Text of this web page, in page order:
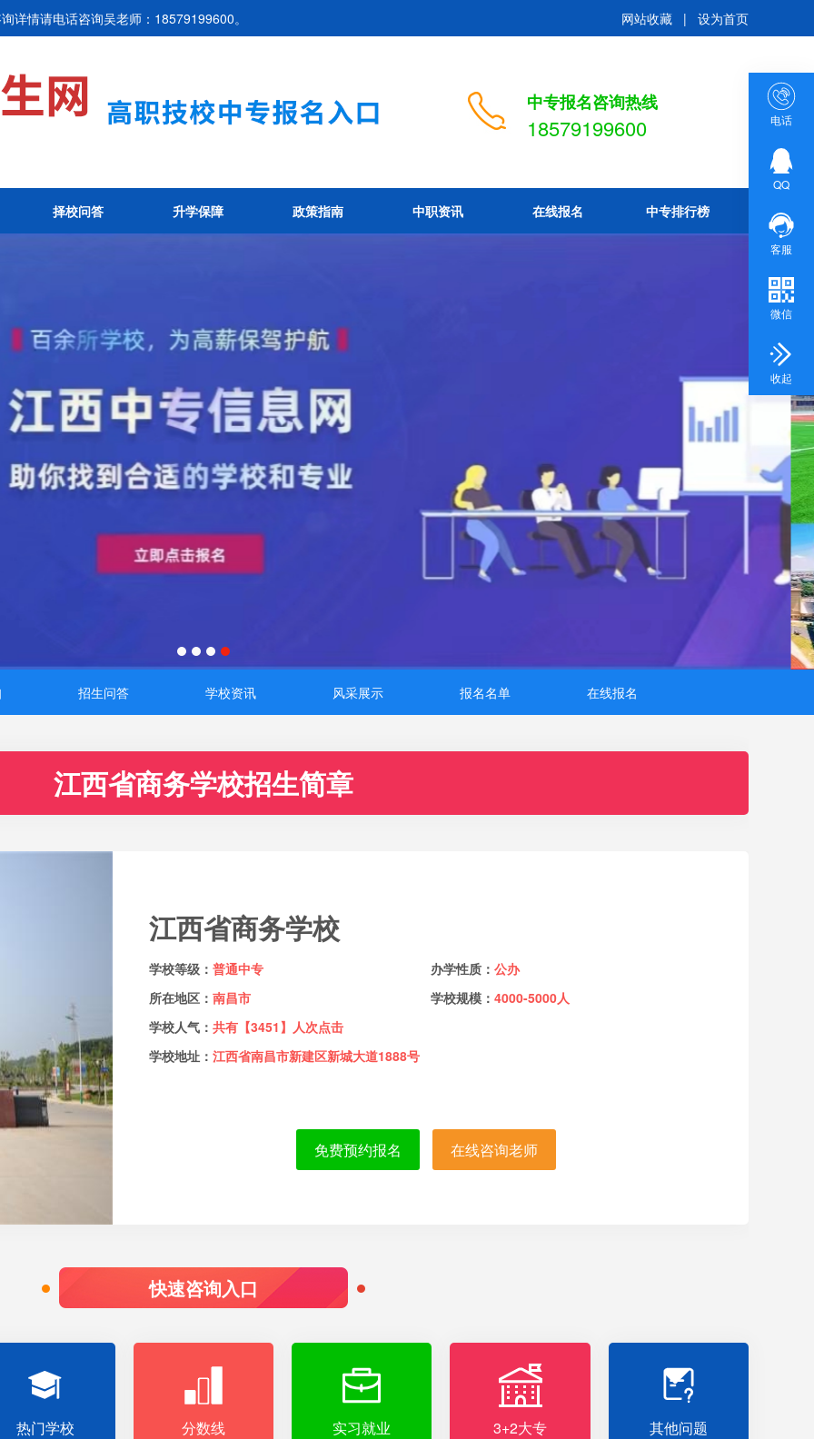
情请电话咨询吴老师：18579199600。 网站收藏 | 设为首页
中专报名咨询热线
18579199600
择校问答 升学保障 政策指南 中职资讯 在线报名 中专排行榜
招生问答 学校资讯 风采展示 报名名单 在线报名
江西省商务学校招生简章
江西省商务学校
学校等级： 普通中专 办学性质： 公办
所在地区： 南昌市 学校规模： 4000-5000人
学校人气： 共有【3451】人次点击
学校地址： 江西省南昌市新建区新城大道1888号
免费预约报名 在线咨询老师
快速咨询入口
热门学校
分数线
实习就业
3+2大专
其他问题
电话
QQ
客服
微信
收起